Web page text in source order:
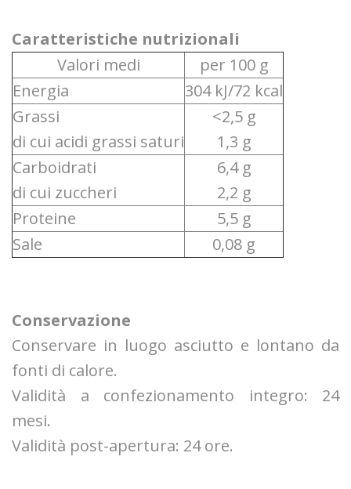
Caratteristiche nutrizionali
Valori medi
per 100 g
Energia
304 kJ/72 kcal
Grassi
di cui acidi grassi saturi
<2,5 g
1,3 g
Carboidrati
di cui zuccheri
6,4 g
2,2 g
Proteine
5,5 g
Sale
0,08 g
Conservazione
Conservare in luogo asciutto e lontano da
fonti di calore.
Validità a confezionamento integro: 24
mesi.
Validità post-apertura: 24 ore.